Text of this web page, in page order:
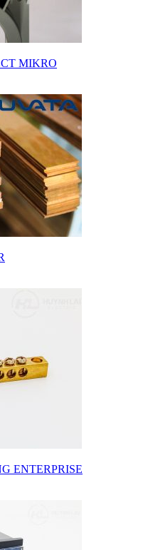
MIKRO
ENTERPRISE